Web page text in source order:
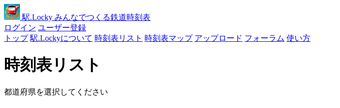
駅.Locky みんなでつくる鉄道時刻表
ログイン ユーザー登録
トップ 駅.Lockyについて 時刻表リスト 時刻表マップ アップロード フォーラム 使い方
時刻表リスト
都道府県を選択してください